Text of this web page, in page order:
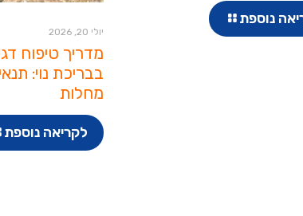
נוספת
יולי 20, 2026
מדריך טיפוח
בבריכת נוי:
מחלות
לקריאה נוספת